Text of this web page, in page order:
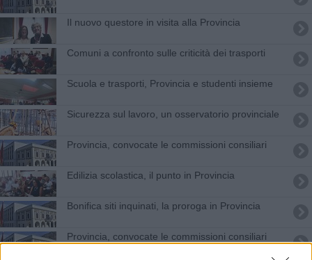
Il nuovo questore in visita alla Provincia
Comuni a confronto sulle criticità dei trasporti
Scuola e trasporti, Provincia e studenti insieme
Sicurezza sul lavoro, un osservatorio provinciale
Provincia, convocate le commissioni consiliari
Edilizia scolastica, il punto in Provincia
Bonifica siti inquinati, la proroga in Provincia
Provincia, convocate le commissioni consiliari